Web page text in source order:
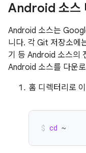
Android 소스
Android 소스는
니다. 각 Git 저장소에
기 등 Android 소스의
Android 소스를 다운
홈 디렉터리로
cd ~